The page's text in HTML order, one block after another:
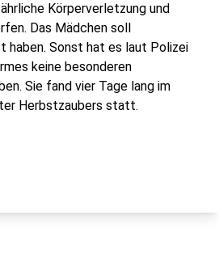
Körperverletzung und
Das Mädchen soll
Sonst hat es laut Polizei
keine besonderen
Sie fand vier Tage lang im
Herbstzaubers statt.